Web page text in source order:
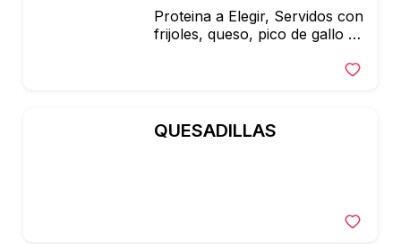
Proteina a Elegir, Servidos con
frijoles, queso, pico de gallo y
QUESADILLAS